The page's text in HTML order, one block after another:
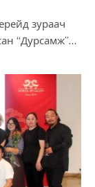
зураач
“Дурсамж”